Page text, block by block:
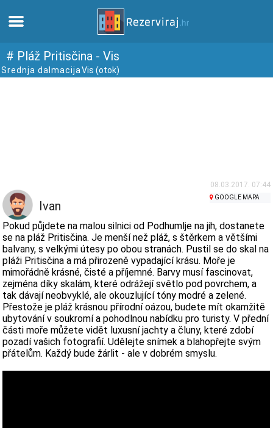
Domů
Webkamery
Seznamte se s Chorvatskem
Muzea
# Pláž Pritisčina - Vis
Srednja dalmacija Vis (otok)
08.03.2017. 07:44
Ivan
GOOGLE MAPA
Pokud půjdete na malou silnici od Podhumlje na jih, dostanete
se na pláž Pritisčina. Je menší než pláž, s štěrkem a většími
balvany, s velkými útesy po obou stranách. Pustil se do skal na
pláži Pritisčina a má přirozeně vypadající krásu. Moře je
mimořádně krásné, čisté a příjemné. Barvy musí fascinovat,
zejména díky skalám, které odrážejí světlo pod povrchem, a
tak dávají neobvyklé, ale okouzlující tóny modré a zelené.
Přestože je pláž krásnou přírodní oázou, budete mít okamžitě
ubytování v soukromí a pohodlnou nabídku pro turisty. V přední
části moře můžete vidět luxusní jachty a čluny, které zdobí
pozadí vašich fotografií. Udělejte snímek a blahopřejte svým
přátelům. Každý bude žárlit - ale v dobrém smyslu.